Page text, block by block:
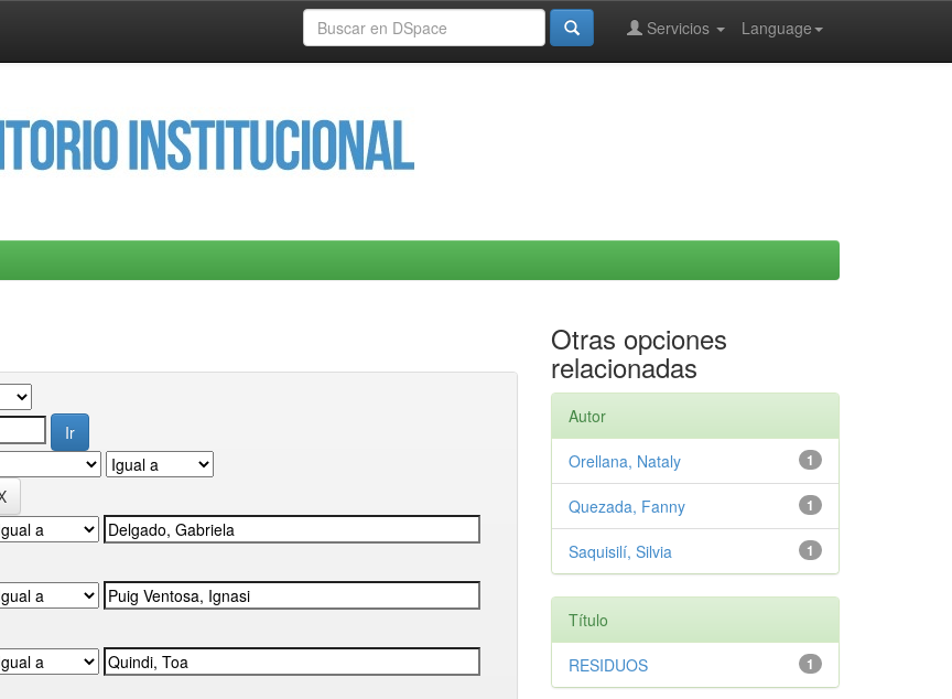
Language
Servicios
Otras opciones
relacionadas
Autor
1
Orellana, Nataly
1
Quezada, Fanny
1
Saquisilí, Silvia
Título
1
RESIDUOS